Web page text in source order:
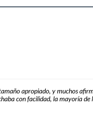
apropiado, y muchos
con facilidad, la mayoría